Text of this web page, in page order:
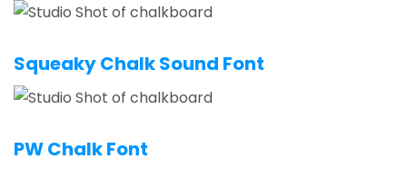
Squeaky Chalk Sound Font
PW Chalk Font